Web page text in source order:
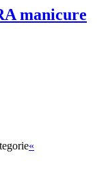
manicure
«